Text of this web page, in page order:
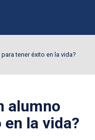
tener éxito en la vida?
alumno
la vida?